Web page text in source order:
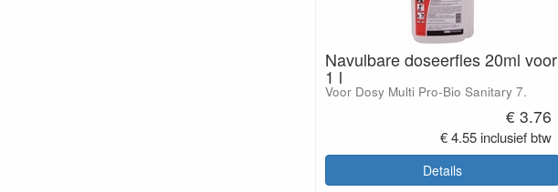
Navulbare doseerfles 20ml voor
1 l
Voor Dosy Multi Pro-Bio Sanitary 7.
€ 3.76
€ 4.55 inclusief btw
Details